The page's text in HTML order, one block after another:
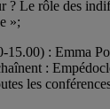
? Le rôle des
»;
15.00) : Emma
:
les